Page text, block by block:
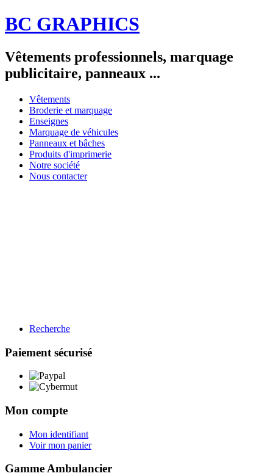
BC GRAPHICS
Vêtements professionnels, marquage
publicitaire, panneaux ...
Vêtements
Broderie et marquage
Enseignes
Marquage de véhicules
Panneaux et bâches
Produits d'imprimerie
Notre société
Nous contacter
Restauration BTP
Recherche
Paiement sécurisé
Mon compte
Mon identifiant
Voir mon panier
Gamme Ambulancier